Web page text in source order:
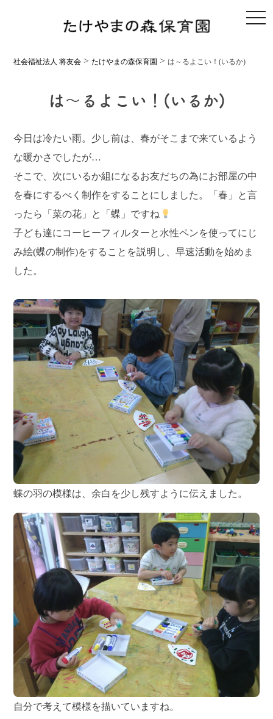
社会福祉法人 将友会 >たけやまの森保育園 >は～るよこい！(いるか)
は～るよこい！(いるか)
今日は冷たい雨。少し前は、春がそこまで来ているよう
な暖かさでしたが…
そこで、次にいるか組になるお友だちの為にお部屋の中
を春にするべく制作をすることにしました。「春」と言
ったら「菜の花」と「蝶」ですね
子ども達にコーヒーフィルターと水性ペンを使ってにじ
み絵(蝶の制作)をすることを説明し、早速活動を始めま
した。
蝶の羽の模様は、余白を少し残すように伝えました。
自分で考えて模様を描いていますね。